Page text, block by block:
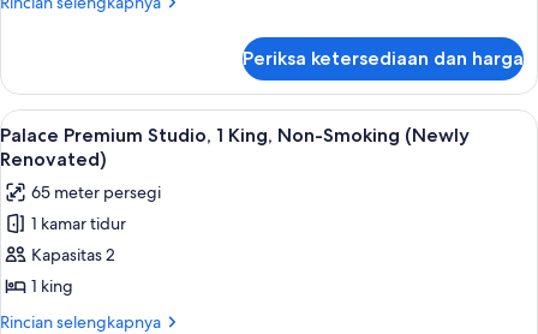
Bebas
Asap
Rokok
(Palace)
Kamar
Premium,
1
Tempat
King,
Bebas
Asap
Rokok
(Palace)
Periksa ketersediaan dan harga
Lihat
semua
foto
untuk
Palace
Premium
Studio,
1
Palace Premium Studio, 1 King,
4
Palace Premium Studio, 1 King, Non-Smoking (Newly
Renovated)
65 meter persegi
1 kamar tidur
Kapasitas 2
1 king
Rincian selengkapnya
Rincian